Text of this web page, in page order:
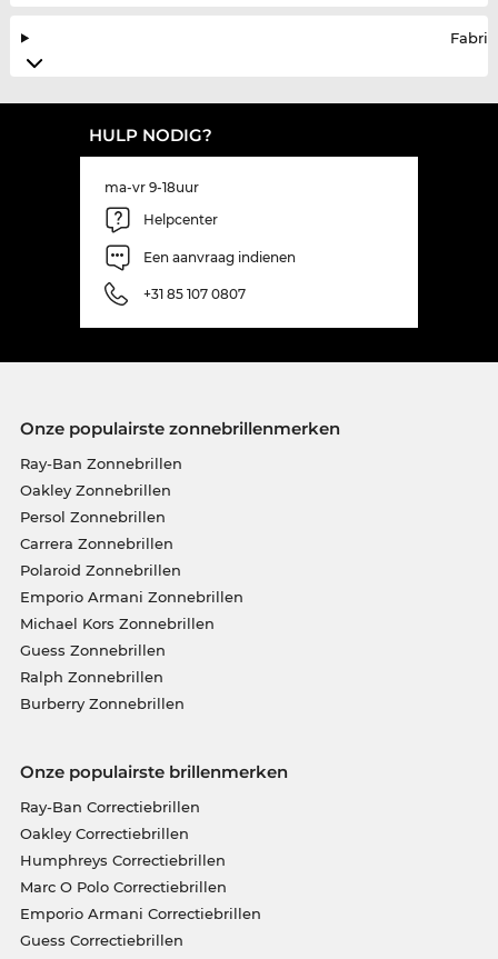
HULP NODIG?
ma-vr 9-18uur
Helpcenter
Een aanvraag indienen
+31 85 107 0807
Onze populairste zonnebrillenmerken
Ray-Ban Zonnebrillen
Oakley Zonnebrillen
Persol Zonnebrillen
Carrera Zonnebrillen
Polaroid Zonnebrillen
Emporio Armani Zonnebrillen
Michael Kors Zonnebrillen
Guess Zonnebrillen
Ralph Zonnebrillen
Burberry Zonnebrillen
Onze populairste brillenmerken
Ray-Ban Correctiebrillen
Oakley Correctiebrillen
Humphreys Correctiebrillen
Marc O Polo Correctiebrillen
Emporio Armani Correctiebrillen
Guess Correctiebrillen